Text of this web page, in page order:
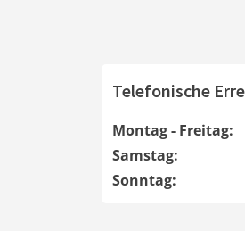
Telefonische
Montag - Freitag:
Samstag:
Sonntag: